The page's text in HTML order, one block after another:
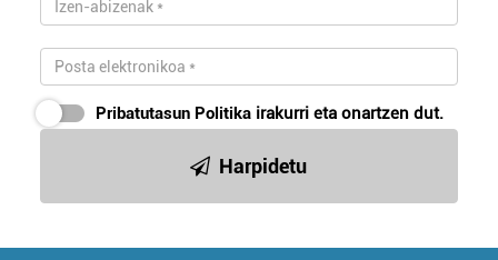
Pribatutasun Politika irakurri eta onartzen dut.
Harpidetu